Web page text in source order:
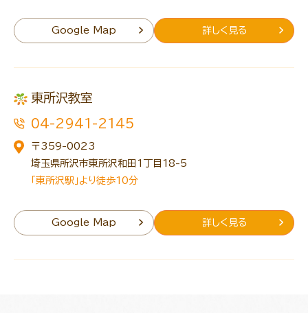
Google Map 詳しく見る
東所沢教室
04-2941-2145
〒359-0023
埼玉県所沢市東所沢和田1丁目18-5
「東所沢駅」より徒歩10分
Google Map 詳しく見る